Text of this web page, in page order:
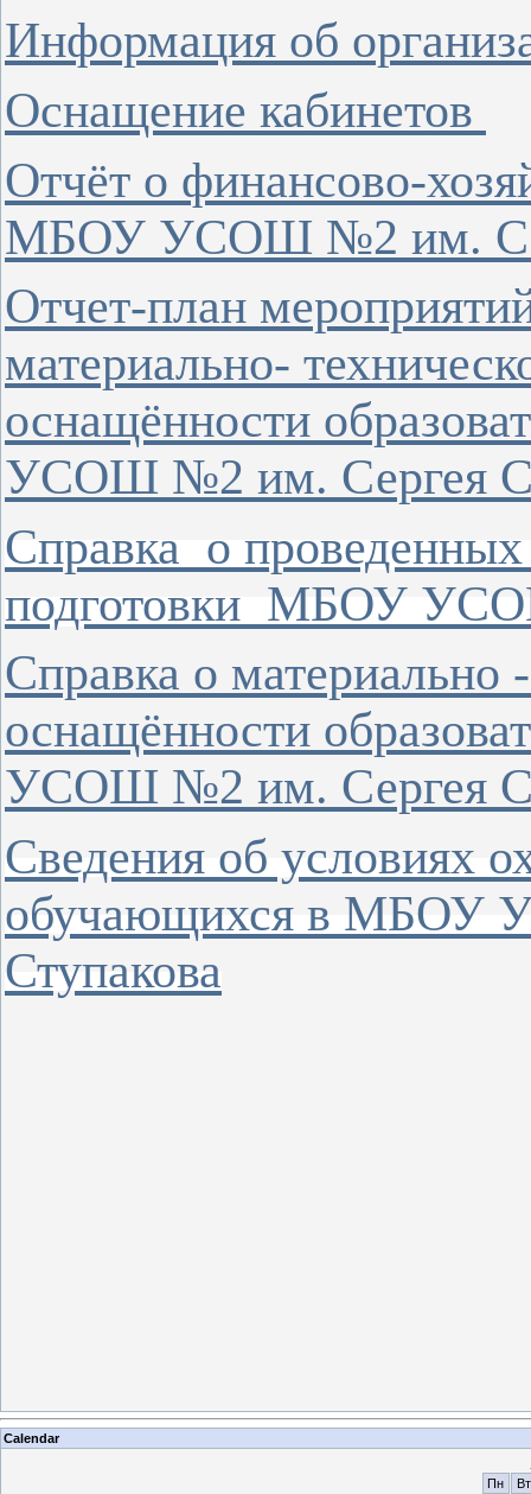
Информация об
Оснащение кабинетов
Отчёт о финансово-
МБОУ УСОШ №2 им.
Отчет-план
материально-
оснащённости
УСОШ №2 им. Сергея
Справка о
подготовки МБОУ
Справка о материально
оснащённости
УСОШ №2 им. Сергея
Сведения об условиях
обучающихся в МБОУ
Ступакова
Calendar
Пн
Вт